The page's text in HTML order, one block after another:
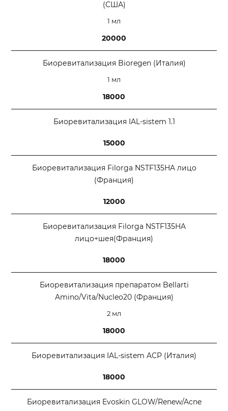
(США)
1 мл
20000
Биоревитализация Bioregen (Италия)
1 мл
18000
Биоревитализация IAL-sistem 1.1
15000
Биоревитализация Filorga NSTF135HA лицо
(Франция)
12000
Биоревитализация Filorga NSTF135HA
лицо+шея(Франция)
18000
Биоревитализация препаратом Bellarti
Amino/Vita/Nucleo20 (Франция)
2 мл
18000
Биоревитализация IAL-sistem ACP (Италия)
18000
Биоревитализация Evoskin GLOW/Renew/Acne